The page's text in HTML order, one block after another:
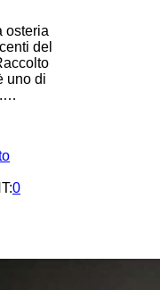
osteria
del
uno di
0